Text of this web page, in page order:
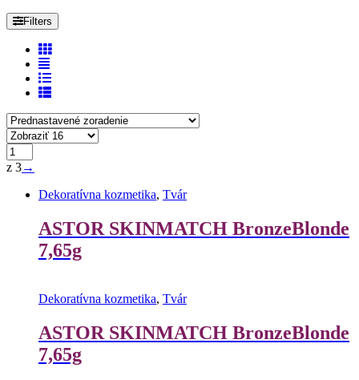
Filters
z 3→
Dekoratívna kozmetika, Tvár
ASTOR SKINMATCH BronzeBlonde
7,65g
Dekoratívna kozmetika, Tvár
ASTOR SKINMATCH BronzeBlonde
7,65g